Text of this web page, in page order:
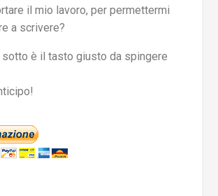
il mio lavoro, per permettermi
a scrivere?
sotto è il tasto giusto da spingere